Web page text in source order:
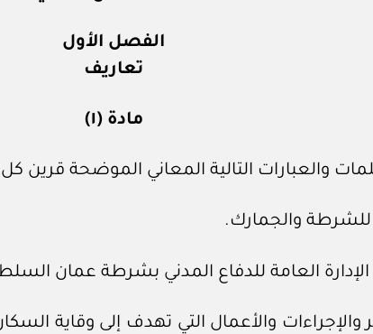
الفصل الأول
تعاريف
مادة (١)
والعبارات التالية المعاني الموضحة قرين
والجمارك.
العامة للدفاع المدني بشرطة عمان
والإجراءات والأعمال التي تهدف إلى وقاية